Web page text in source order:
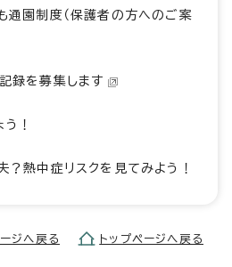
通園制度（保護者の方へのご案
録を募集します
！
？熱中症リスクを見てみよう！
ジへ戻る トップページへ戻る